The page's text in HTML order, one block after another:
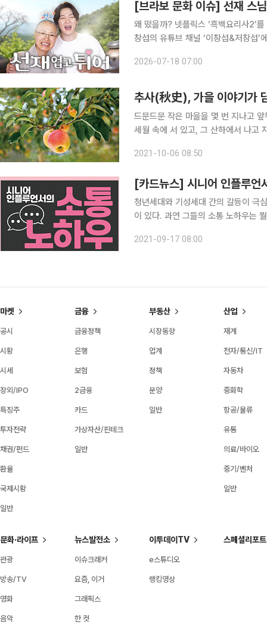
[브라보 문화 이슈] 선재 스
왜 떴을까? 넷플릭스 ‘흑백요리사2’
창섭의 유튜브 채널 ‘이창섭&저창섭’에 출연해 다시
2026-07-18 07:00
추사(秋史), 가을 이야기가
드문드문 작은 마을을 몇 번 지나고
세월 속에 서 있고, 그 산하에서 나고
다. 지금 예산사과농장의 와이너리에
2021-10-06 08:50
[카드뉴스] 시니어 인플루언
청년세대와 기성세대 간의 갈등이 극
이 있다. 과연 그들의 소통 노하우는 뭘까? 윤여정 배우 윤여정은 MZ세대의 워너비로
를
2021-09-17 08:00
마켓
공시
시황
시세
장외/IPO
특징주
투자전략
채권/펀드
환율
국제시황
일반
금융
금융정책
은행
보험
2금융
카드
가상자산/핀테크
일반
부동산
시장동향
업계
정책
분양
일반
산업
재계
전자/통신/IT
자동차
중화학
항공/물류
유통
의료/바이오
중기/벤처
일반
문화·라이프
관광
방송/TV
영화
음악
뉴스발전소
이슈크래커
요즘, 이거
그래픽스
한 컷
이투데이TV
e스튜디오
랭킹영상
스페셜리포트